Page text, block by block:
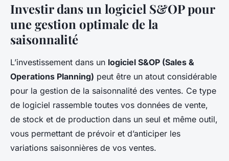
Investir dans un logiciel S&OP pour
une gestion optimale de la
saisonnalité
L’investissement dans un logiciel S&OP (Sales &
Operations Planning) peut être un atout considérable
pour la gestion de la saisonnalité des ventes. Ce type
de logiciel rassemble toutes vos données de vente,
de stock et de production dans un seul et même outil,
vous permettant de prévoir et d’anticiper les
variations saisonnières de vos ventes.